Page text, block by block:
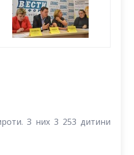
З них 3 253 дитини